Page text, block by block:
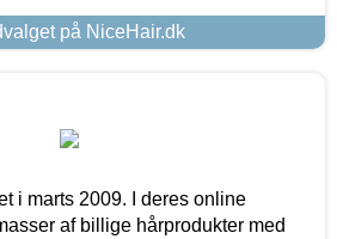
på NiceHair.dk
i marts 2009. I deres online
af billige hårprodukter med